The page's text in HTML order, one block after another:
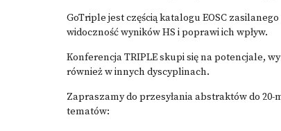
GoTriple jest częścią katalogu EOSC
widoczność wyników HS i poprawi ich wpływ.
Konferencja TRIPLE skupi się na potencjale,
również w innych dyscyplinach.
Zapraszamy do przesyłania abstraktów do
tematów: